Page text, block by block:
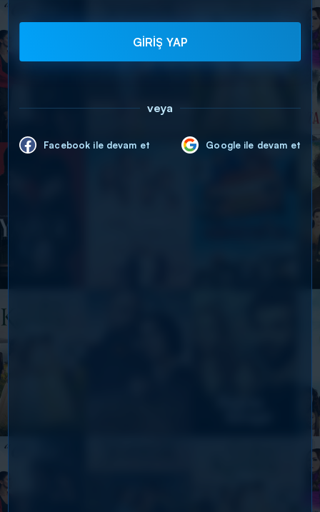
GİRİŞ YAP
veya
Facebook ile devam et Google ile devam et